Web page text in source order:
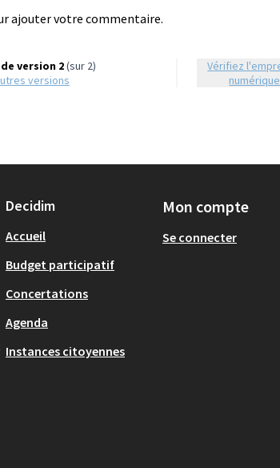
ajouter votre commentaire.
version 2(sur 2)
versions
Vérifiez l'empreinte
numérique
Decidim
Accueil
Budget participatif
Concertations
Agenda
Instances citoyennes
Mon compte
Se connecter